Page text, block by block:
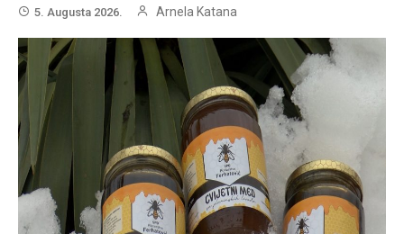
5. Augusta 2026. Arnela Katana